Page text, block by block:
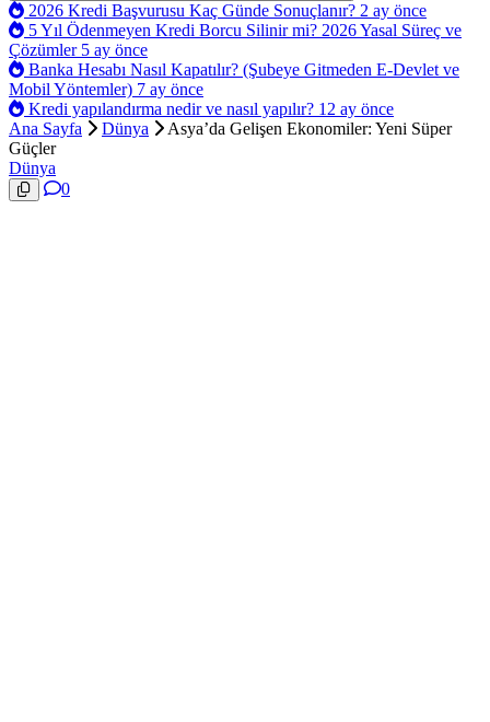
2026 Kredi Başvurusu Kaç Günde Sonuçlanır? 2 ay önce
5 Yıl Ödenmeyen Kredi Borcu Silinir mi? 2026 Yasal Süreç ve
Çözümler 5 ay önce
Banka Hesabı Nasıl Kapatılır? (Şubeye Gitmeden E-Devlet ve
Mobil Yöntemler) 7 ay önce
Kredi yapılandırma nedir ve nasıl yapılır? 12 ay önce
Ana Sayfa
Dünya
Asya’da Gelişen Ekonomiler: Yeni Süper
Güçler
Dünya
0